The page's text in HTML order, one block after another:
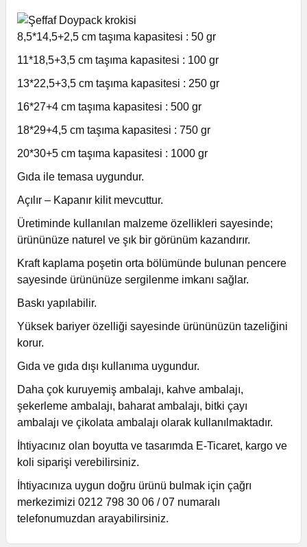
8,5*14,5+2,5 cm taşıma kapasitesi : 50 gr
11*18,5+3,5 cm taşıma kapasitesi : 100 gr
13*22,5+3,5 cm taşıma kapasitesi : 250 gr
16*27+4 cm taşıma kapasitesi : 500 gr
18*29+4,5 cm taşıma kapasitesi : 750 gr
20*30+5 cm taşıma kapasitesi : 1000 gr
Gıda ile temasa uygundur.
Açılır – Kapanır kilit mevcuttur.
Üretiminde kullanılan malzeme özellikleri sayesinde;
ürününüze naturel ve şık bir görünüm kazandırır.
Kraft kaplama poşetin orta bölümünde bulunan pencere
sayesinde ürününüze sergilenme imkanı sağlar.
Baskı yapılabilir.
Yüksek bariyer özelliği sayesinde ürününüzün tazeliğini
korur.
Gıda ve gıda dışı kullanıma uygundur.
Daha çok kuruyemiş ambalajı, kahve ambalajı,
şekerleme ambalajı, baharat ambalajı, bitki çayı
ambalajı ve çikolata ambalajı olarak kullanılmaktadır.
İhtiyacınız olan boyutta ve tasarımda E-Ticaret, kargo ve
koli siparişi verebilirsiniz.
İhtiyacınıza uygun doğru ürünü bulmak için çağrı
merkezimizi 0212 798 30 06 / 07 numaralı
telefonumuzdan arayabilirsiniz.